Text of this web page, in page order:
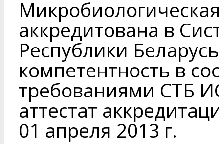
аккредитована в
Республики
компетентность в
требованиями СТБ
аттестат
01 апреля 2013 г.